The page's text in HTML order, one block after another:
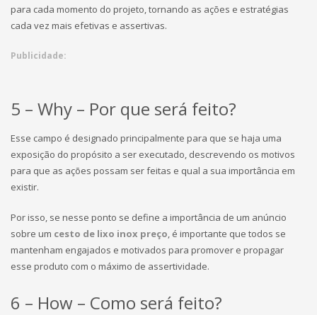
para cada momento do projeto, tornando as ações e estratégias
cada vez mais efetivas e assertivas.
Publicidade:
5 – Why – Por que será feito?
Esse campo é designado principalmente para que se haja uma
exposição do propósito a ser executado, descrevendo os motivos
para que as ações possam ser feitas e qual a sua importância em
existir.
Por isso, se nesse ponto se define a importância de um anúncio
sobre um cesto de lixo inox preço, é importante que todos se
mantenham engajados e motivados para promover e propagar
esse produto com o máximo de assertividade.
6 – How – Como será feito?